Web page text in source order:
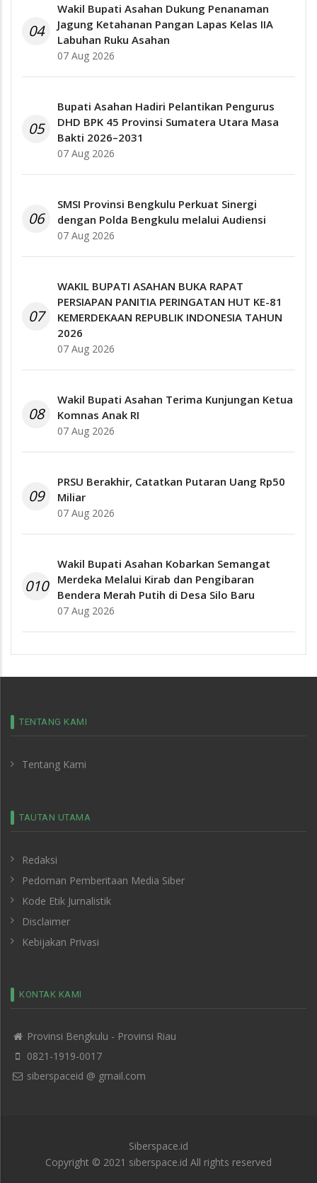
04
Wakil Bupati Asahan Dukung Penanaman
Jagung Ketahanan Pangan Lapas Kelas IIA
Labuhan Ruku Asahan
07 Aug 2026
05
Bupati Asahan Hadiri Pelantikan Pengurus
DHD BPK 45 Provinsi Sumatera Utara Masa
Bakti 2026–2031
07 Aug 2026
06
SMSI Provinsi Bengkulu Perkuat Sinergi
dengan Polda Bengkulu melalui Audiensi
07 Aug 2026
07
WAKIL BUPATI ASAHAN BUKA RAPAT
PERSIAPAN PANITIA PERINGATAN HUT KE-81
KEMERDEKAAN REPUBLIK INDONESIA TAHUN
2026
07 Aug 2026
08
Wakil Bupati Asahan Terima Kunjungan Ketua
Komnas Anak RI
07 Aug 2026
09
PRSU Berakhir, Catatkan Putaran Uang Rp50
Miliar
07 Aug 2026
010
Wakil Bupati Asahan Kobarkan Semangat
Merdeka Melalui Kirab dan Pengibaran
Bendera Merah Putih di Desa Silo Baru
07 Aug 2026
TENTANG KAMI
Tentang Kami
TAUTAN UTAMA
Redaksi
Pedoman Pemberitaan Media Siber
Kode Etik Jurnalistik
Disclaimer
Kebijakan Privasi
KONTAK KAMI
Provinsi Bengkulu - Provinsi Riau
0821-1919-0017
siberspaceid @ gmail.com
Siberspace.id
Copyright © 2021 siberspace.id All rights reserved